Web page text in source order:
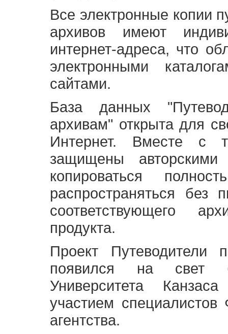
Все электронные копии
архивов имеют
интернет-адреса, что
электронными
сайтами.
База данных
архивам" открыта для
Интернет. Вместе с
защищены
копироваться
распространяться без
соответствующего
продукта.
Проект Путеводители
появился на свет
Университета
участием специалистов
агентства.